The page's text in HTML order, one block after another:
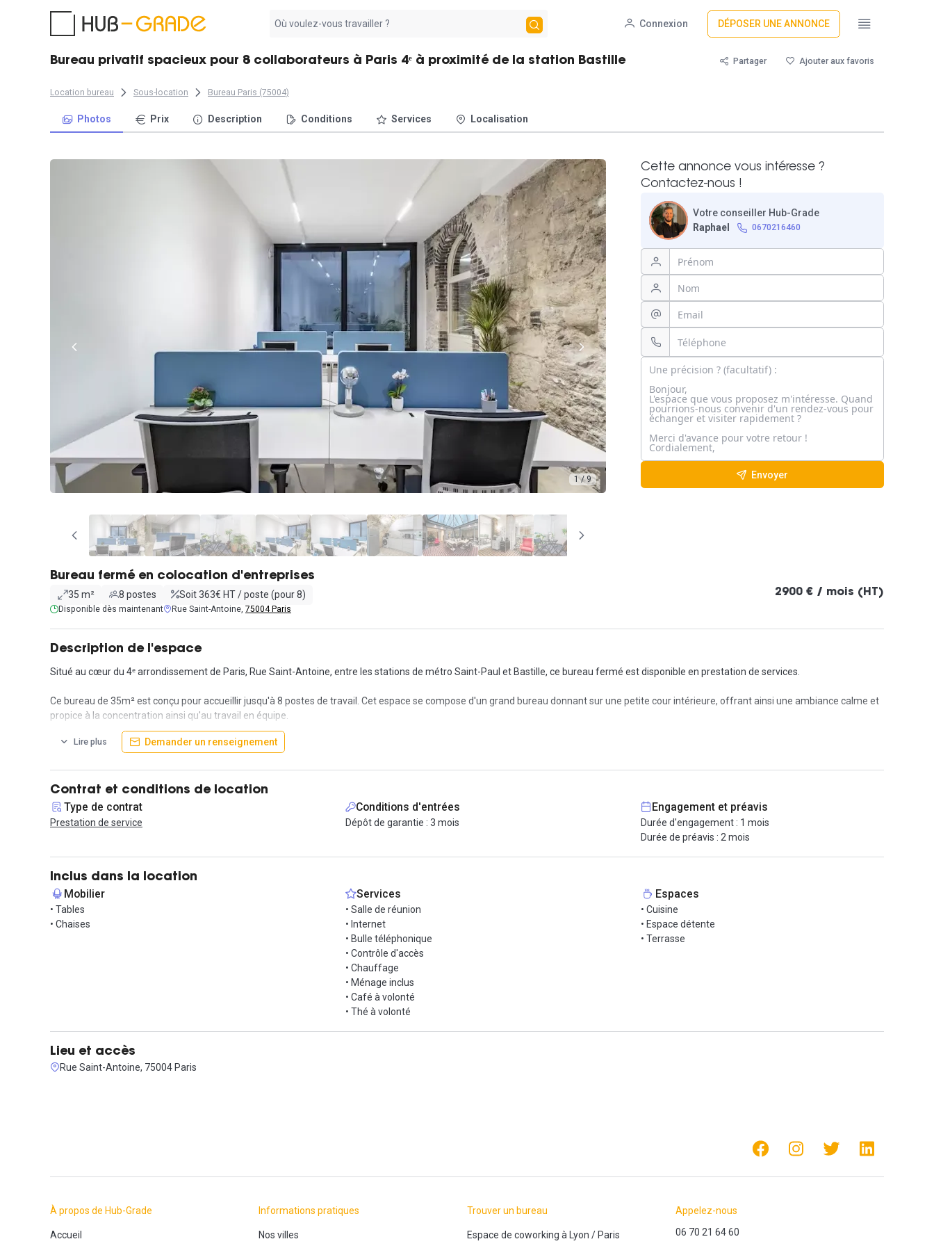
résultat
Connexion DÉPOSER UNE ANNONCE
Bureau privatif spacieux pour 8 collaborateurs à Paris 4ᵉ à proximité de la station Bastille Partager Ajouter aux favoris
Location bureau Sous-location Bureau Paris (75004)
Photos Prix Description Conditions Services Localisation
1 / 9
Cette annonce vous intéresse ?
Contactez-nous !
Votre conseiller Hub-Grade
Raphael
0670216460
Envoyer
Bureau fermé en colocation d'entreprises
35 m² 8 postes Soit 363€ HT / poste (pour 8)
Disponible dès maintenant Rue Saint-Antoine, 75004 Paris
2900 € / mois (HT)
Description de l'espace
Situé au cœur du 4ᵉ arrondissement de Paris, Rue Saint-Antoine, entre les stations de métro Saint-Paul et Bastille, ce bureau fermé est disponible en prestation de services.
Ce bureau de 35m² est conçu pour accueillir jusqu'à 8 postes de travail. Cet espace se compose d'un grand bureau donnant sur une petite cour intérieure, offrant ainsi une ambiance calme et
propice à la concentration ainsi qu'au travail en équipe.
Le bureau inclut tous les avantages nécessaires pour un environnement de travail fonctionnel et confortable. De la fourniture du mobilier à l'accès internet haut débit, en passant par les
travail. L'engagement est de 12 mois minimum, avec un dépôt de garantie de 3 mois et un préavis de 1 mois.
La station de métro Saint-Paul est à seulement 4 minutes à pied de vos bureaux, et la station Bastille à 7 minutes à pied. Ces arrêts de métro vous donnent accès aux lignes 1, 5 et 8, facilitant
grandement vos déplacements dans la ville.
Lire plus Demander un renseignement
Contrat et conditions de location
Type de contrat
Prestation de service
Conditions d'entrées
Dépôt de garantie : 3 mois
Engagement et préavis
Durée d'engagement : 1 mois
Durée de préavis : 2 mois
Inclus dans la location
Mobilier
• Tables
• Chaises
Services
• Salle de réunion
• Internet
• Bulle téléphonique
• Contrôle d'accès
• Chauffage
• Ménage inclus
• Café à volonté
• Thé à volonté
Espaces
• Cuisine
• Espace détente
• Terrasse
Lieu et accès
Rue Saint-Antoine, 75004 Paris
À propos de Hub-Grade
Accueil
Informations pratiques
Nos villes
Trouver un bureau
Espace de coworking à Lyon /Paris
Appelez-nous
06 70 21 64 60